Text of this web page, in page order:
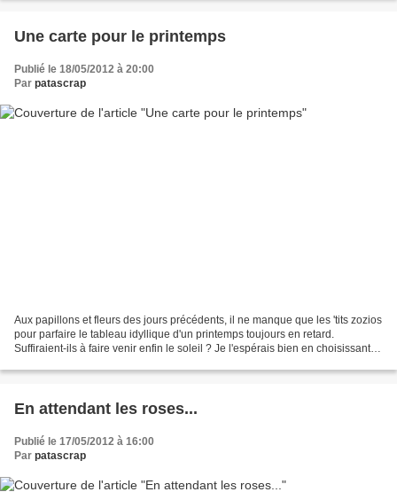
Une carte pour le printemps
Publié le 18/05/2012 à 20:00
Par patascrap
Aux papillons et fleurs des jours précédents, il ne manque que les 'tits zozios
pour parfaire le tableau idyllique d'un printemps toujours en retard.
Suffiraient-ils à faire venir enfin le soleil ? Je l'espérais bien en choisissant
En attendant les roses...
Publié le 17/05/2012 à 16:00
Par patascrap